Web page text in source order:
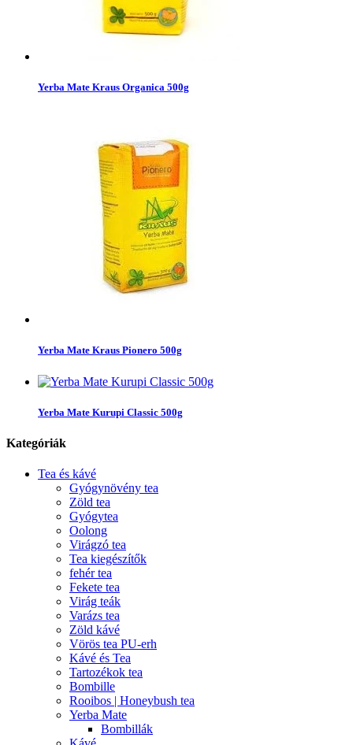
Yerba Mate Kraus Organica 500g
Yerba Mate Kraus Pionero 500g
Yerba Mate Kurupi Classic 500g
Kategóriák
Tea és kávé
Gyógynövény tea
Zöld tea
Gyógytea
Oolong
Virágzó tea
Tea kiegészítők
fehér tea
Fekete tea
Virág teák
Varázs tea
Zöld kávé
Vörös tea PU-erh
Kávé és Tea
Tartozékok tea
Bombille
Rooibos | Honeybush tea
Yerba Mate
Bombillák